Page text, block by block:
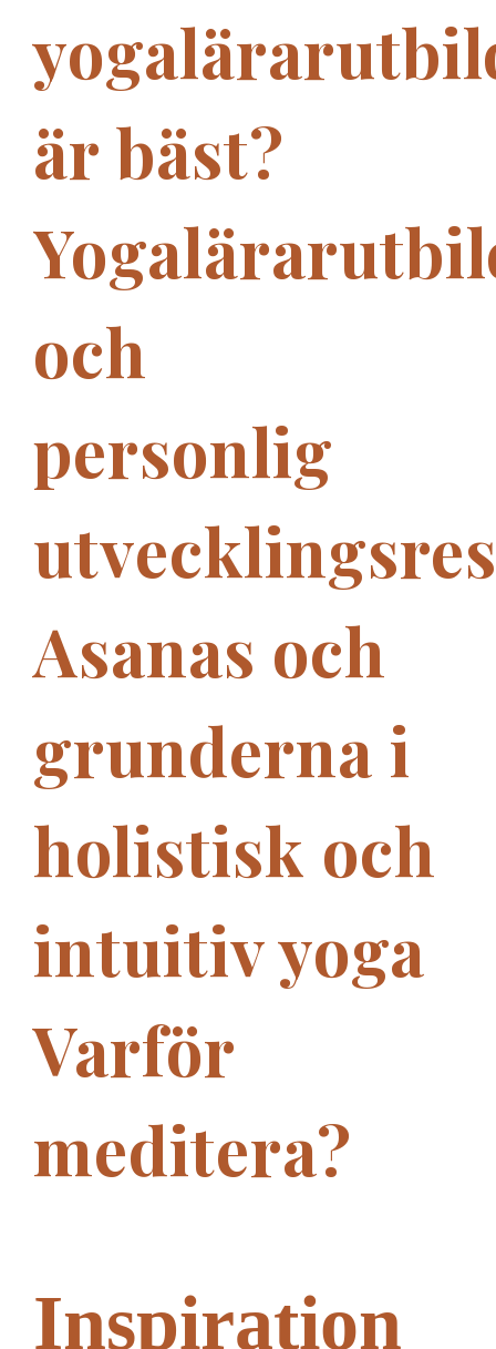
är bäst?
och
personlig
Asanas och
grunderna i
holistisk och
intuitiv yoga
Varför
meditera?
Inspiration